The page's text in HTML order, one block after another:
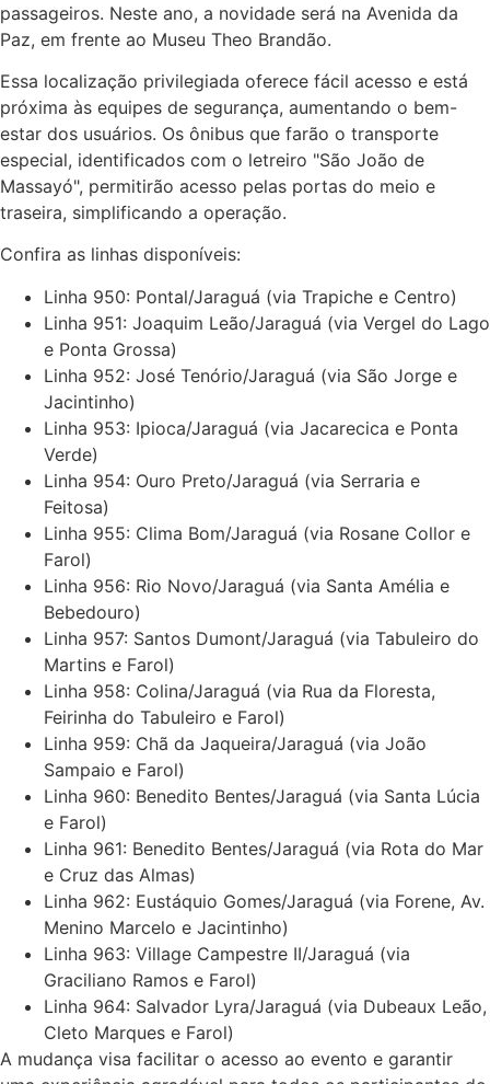
passageiros. Neste ano, a novidade será na Avenida da
Paz, em frente ao Museu Theo Brandão.
Essa localização privilegiada oferece fácil acesso e está
próxima às equipes de segurança, aumentando o bem-
estar dos usuários. Os ônibus que farão o transporte
especial, identificados com o letreiro "São João de
Massayó", permitirão acesso pelas portas do meio e
traseira, simplificando a operação.
Confira as linhas disponíveis:
Linha 950: Pontal/Jaraguá (via Trapiche e Centro)
Linha 951: Joaquim Leão/Jaraguá (via Vergel do Lago
e Ponta Grossa)
Linha 952: José Tenório/Jaraguá (via São Jorge e
Jacintinho)
Linha 953: Ipioca/Jaraguá (via Jacarecica e Ponta
Verde)
Linha 954: Ouro Preto/Jaraguá (via Serraria e
Feitosa)
Linha 955: Clima Bom/Jaraguá (via Rosane Collor e
Farol)
Linha 956: Rio Novo/Jaraguá (via Santa Amélia e
Bebedouro)
Linha 957: Santos Dumont/Jaraguá (via Tabuleiro do
Martins e Farol)
Linha 958: Colina/Jaraguá (via Rua da Floresta,
Feirinha do Tabuleiro e Farol)
Linha 959: Chã da Jaqueira/Jaraguá (via João
Sampaio e Farol)
Linha 960: Benedito Bentes/Jaraguá (via Santa Lúcia
e Farol)
Linha 961: Benedito Bentes/Jaraguá (via Rota do Mar
e Cruz das Almas)
Linha 962: Eustáquio Gomes/Jaraguá (via Forene, Av.
Menino Marcelo e Jacintinho)
Linha 963: Village Campestre II/Jaraguá (via
Graciliano Ramos e Farol)
Linha 964: Salvador Lyra/Jaraguá (via Dubeaux Leão,
Cleto Marques e Farol)
A mudança visa facilitar o acesso ao evento e garantir